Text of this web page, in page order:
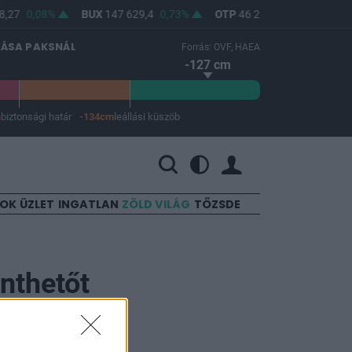
0,08% BUX147 629,4 0,73% OTP 46 260
PAKSNÁL Forrás: OVF, HAEA
-127 cm
biztonsági határ -134cm leállási küszöb
ÜZLET INGATLAN ZÖLD VILÁG TŐZSDE